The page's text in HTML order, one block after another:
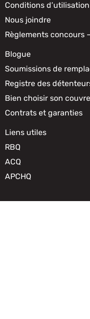
Conditions d’utilisation
Nous joindre
Règlements concours
Blogue
Soumissions de
Registre des
Bien choisir son
Contrats et garanties
Liens utiles
RBQ
ACQ
APCHQ